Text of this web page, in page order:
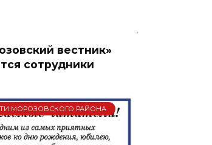
вестник»
сотрудники
МОРОЗОВСКОГО РАЙОНА